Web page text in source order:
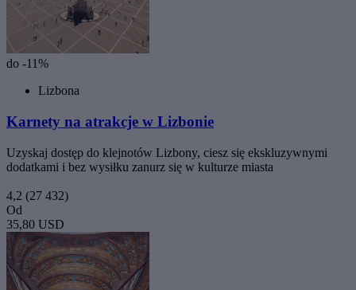
do -11%
Lizbona
Karnety na atrakcje w Lizbonie
Uzyskaj dostęp do klejnotów Lizbony, ciesz się ekskluzywnymi
dodatkami i bez wysiłku zanurz się w kulturze miasta
4,2 (27 432)
Od
35,80 USD